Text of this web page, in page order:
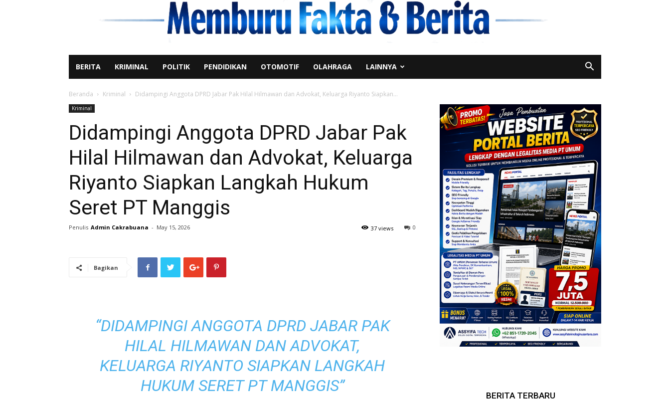
BERITA KRIMINAL POLITIK PENDIDIKAN OTOMOTIF OLAHRAGA LAINNYA
Beranda Kriminal Didampingi Anggota DPRD Jabar Pak Hilal Hilmawan dan Advokat, Keluarga Riyanto Siapkan...
Kriminal
Didampingi Anggota DPRD Jabar Pak
Hilal Hilmawan dan Advokat, Keluarga
Riyanto Siapkan Langkah Hukum
Seret PT Manggis
Penulis Admin Cakrabuana - May 15, 2026 0
37 views
Bagikan
“DIDAMPINGI ANGGOTA DPRD JABAR PAK
HILAL HILMAWAN DAN ADVOKAT,
KELUARGA RIYANTO SIAPKAN LANGKAH
HUKUM SERET PT MANGGIS”
BERITA TERBARU